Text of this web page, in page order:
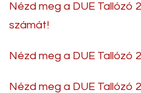
Nézd meg a DUE Tallózó
számát!
Nézd meg a DUE Tallózó
Nézd meg a DUE Tallózó